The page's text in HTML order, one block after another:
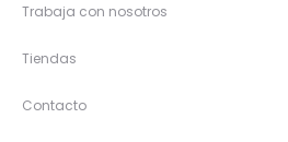
Trabaja con nosotros
Tiendas
Contacto